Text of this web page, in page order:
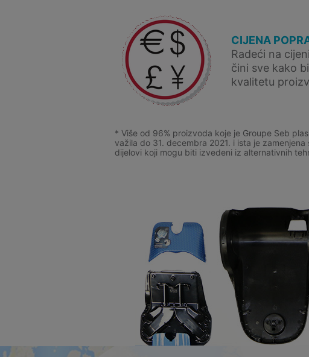
CIJENA
Radeći na
čini sve kako
kvalitetu
* Više od 96% proizvoda koje je Groupe Seb
važila do 31. decembra 2021. i ista je
dijelovi koji mogu biti izvedeni iz alternativnih